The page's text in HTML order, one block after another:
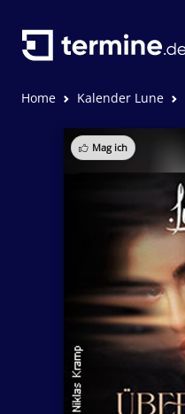
Home Kalender Lune
Mag ich